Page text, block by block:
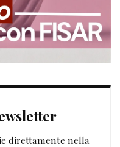
direttamente nella